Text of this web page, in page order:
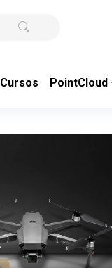
Cursos PointCloud